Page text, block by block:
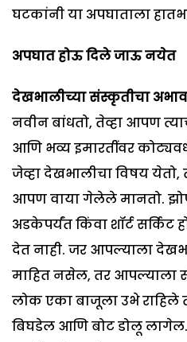
घटकांनी या अपघाताला
अपघात होऊ दिले जाऊ नयेत
देखभालीच्या संस्कृतीचा
नवीन बांधतो, तेव्हा आपण
आणि भव्य इमारतींवर
जेव्हा देखभालीचा विषय येतो,
आपण वाया गेलेले मानतो.
अडकेपर्यंत किंवा शॉर्ट सर्किट
देत नाही. जर आपल्याला
माहित नसेल, तर आपल्याला
लोक एका बाजूला उभे राहिले
बिघडेल आणि बोट डोलू लागेल.